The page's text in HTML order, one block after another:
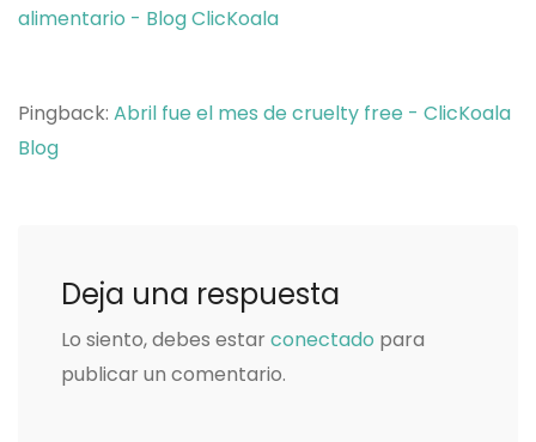
alimentario - Blog ClicKoala
Pingback: Abril fue el mes de cruelty free - ClicKoala
Blog
Deja una respuesta
Lo siento, debes estar conectado para
publicar un comentario.